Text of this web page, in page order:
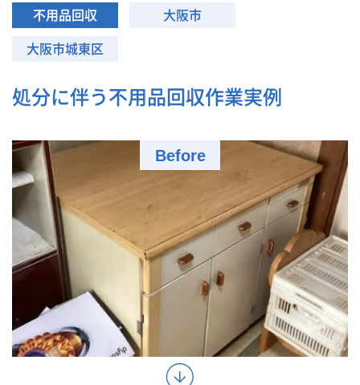
不用品回収 大阪市
大阪市城東区
処分に伴う不用品回収作業実例